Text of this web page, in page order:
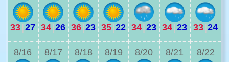
33|27 34|26 36|23 35|22 34|23 34|23 33|24
8/16 8/17 8/18 8/19 8/20 8/21 8/22